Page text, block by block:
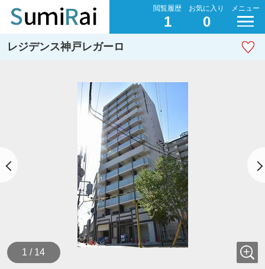
閲覧履歴
1
お気に入り
0
メニュー
レジデンス神戸レガーロ
1 / 14